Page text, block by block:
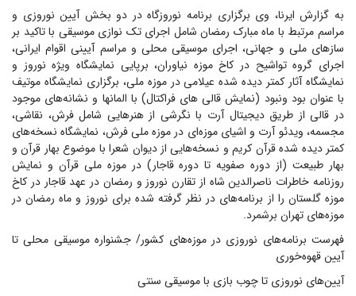
به گزارش ایرنا، وی برگزاری برنامه نوروزگاه در دو بخش آیین نوروزی و
مراسم مرتبط با ماه مبارک رمضان شامل اجرای تک نوازی موسیقی با تاکید بر
سازهای ملی و جهانی، اجرای موسیقی محلی و مراسم آیینی اقوام ایرانی،
اجرای گروه تواشیح در کاخ موزه نیاوران، برپایی نمایشگاه ویژه نوروز و
نمایشگاه آثار کمتر دیده شده عیلامی در موزه ملی، برگزاری نمایشگاه موتیف
با عنوان بود ونبود (نمایش قالی های فراکتال) با المانها و نشانه‌های موجود
در قالی از طریق دیجیتال آرت با نگرشی از هنرهایی شامل فرش، نقاشی،
مجسمه، ویدئو آرت و اشیای موزه‌ای در موزه ملی فرش، نمایشگاه نسخه‌های
کمتر دیده شده قرآن کریم و نسخه‌هایی از دیوان شعرا با موضوع بهار قرآن و
بهار طبیعت (از دوره صفویه تا دوره قاجار) در موزه ملی قرآن و نمایش
روزنامه خاطرات ناصرالدین شاه از تقارن نوروز و رمضان در عهد قاجار در کاخ
موزه گلستان را از برنامه‌های در نظر گرفته شده برای نوروز و ماه رمضان در
موزه‌های تهران برشمرد.
فهرست برنامه‌های نوروزی در موزه‌های کشور/ جشنواره موسیقی محلی تا
آیین قهوه‌خوری
آیین‌های نوروزی تا چوب بازی با موسیقی سنتی